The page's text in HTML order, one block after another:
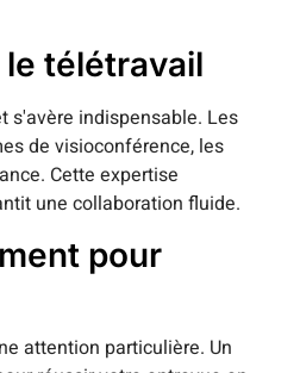
télétravail
s'avère indispensable. Les
de visioconférence, les
Cette expertise
une collaboration fluide.
pour
attention particulière. Un